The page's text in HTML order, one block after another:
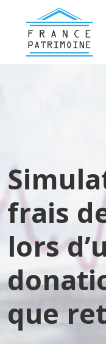
frais
lors
que